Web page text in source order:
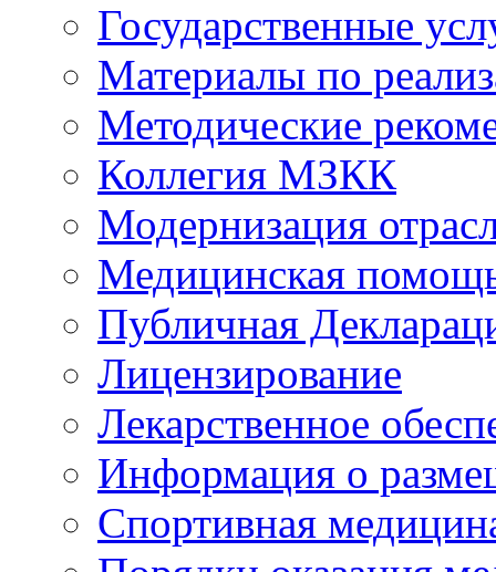
Государственные
Материалы по
Методические
Коллегия МЗКК
Модернизация
Медицинская
Публичная
Лицензирование
Лекарственное
Информация о
Спортивная